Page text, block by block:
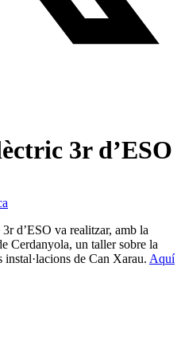
3r d’ESO
d’ESO va realitzar, amb la
Cerdanyola, un taller sobre la
de Can Xarau. Aquí